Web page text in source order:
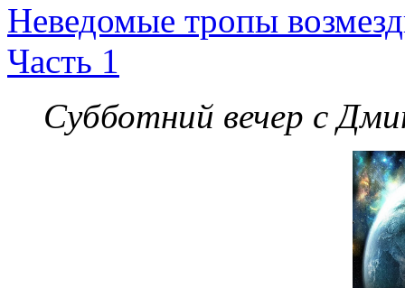
Неведомые тропы
Часть 1
Субботний вечер с